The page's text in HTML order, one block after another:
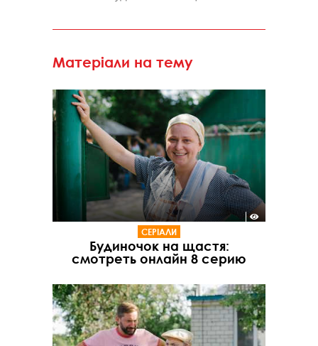
Матеріали на тему
СЕРІАЛИ
Будиночок на щастя:
смотреть онлайн 8 серию